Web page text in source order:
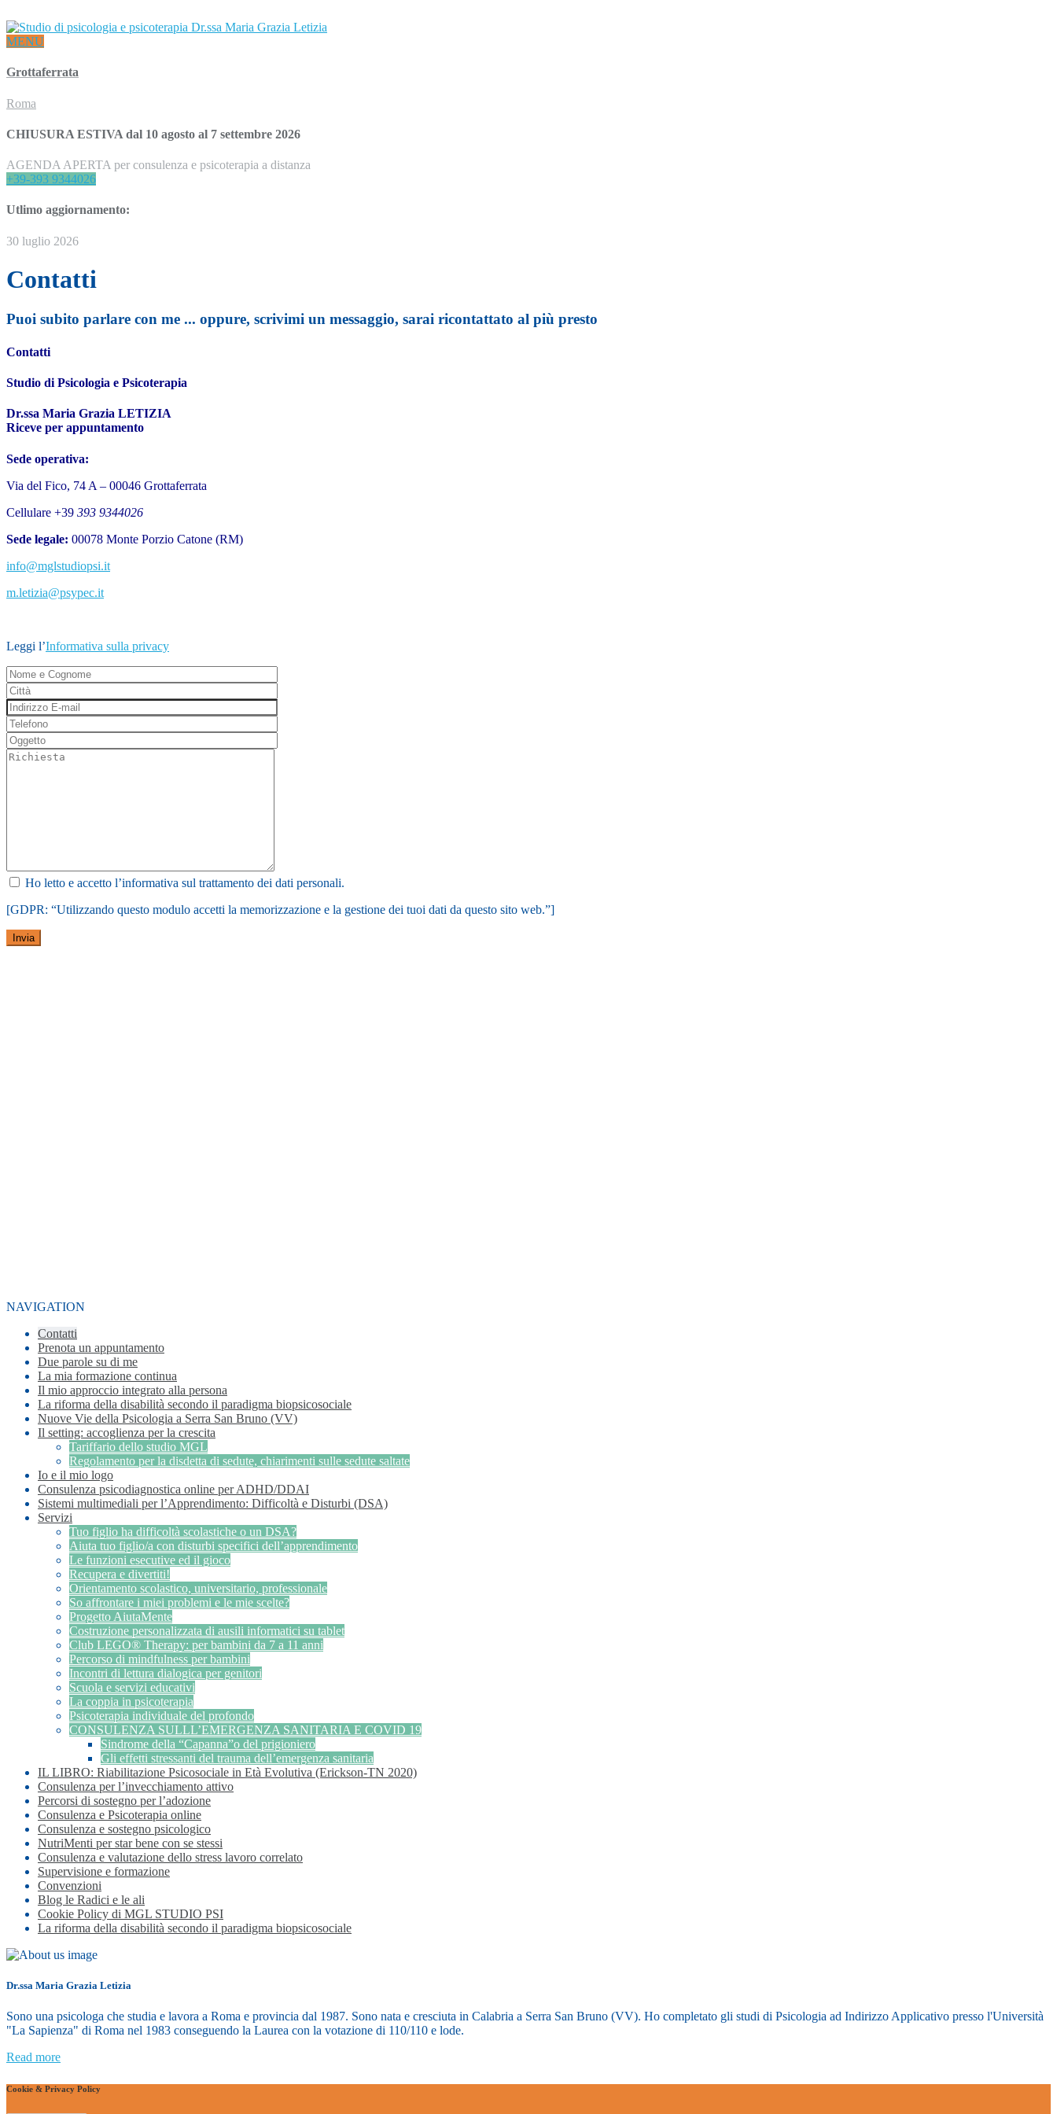
MENU
Grottaferrata
Roma
CHIUSURA ESTIVA dal 10 agosto al 7 settembre 2026
AGENDA APERTA per consulenza e psicoterapia a distanza
+39-393 9344026
Utlimo aggiornamento:
30 luglio 2026
Contatti
Puoi subito parlare con me ... oppure, scrivimi un messaggio, sarai ricontattato al più presto
Contatti
Studio di Psicologia e Psicoterapia
Dr.ssa Maria Grazia LETIZIA
Riceve per appuntamento
Sede operativa:
Via del Fico, 74 A – 00046 Grottaferrata
Cellulare +39 393 9344026
Sede legale: 00078 Monte Porzio Catone (RM)
info@mglstudiopsi.it
m.letizia@psypec.it
Leggi l’Informativa sulla privacy
Ho letto e accetto l’informativa sul trattamento dei dati personali.
[GDPR: “Utilizzando questo modulo accetti la memorizzazione e la gestione dei tuoi dati da questo sito web.”]
NAVIGATION
Contatti
Prenota un appuntamento
Due parole su di me
La mia formazione continua
Il mio approccio integrato alla persona
La riforma della disabilità secondo il paradigma biopsicosociale
Nuove Vie della Psicologia a Serra San Bruno (VV)
Il setting: accoglienza per la crescita
Tariffario dello studio MGL
Regolamento per la disdetta di sedute, chiarimenti sulle sedute saltate
Io e il mio logo
Consulenza psicodiagnostica online per ADHD/DDAI
Sistemi multimediali per l’Apprendimento: Difficoltà e Disturbi (DSA)
Servizi
Tuo figlio ha difficoltà scolastiche o un DSA?
Aiuta tuo figlio/a con disturbi specifici dell’apprendimento
Le funzioni esecutive ed il gioco
Recupera e divertiti!
Orientamento scolastico, universitario, professionale
So affrontare i miei problemi e le mie scelte?
Progetto AiutaMente
Costruzione personalizzata di ausili informatici su tablet
Club LEGO® Therapy: per bambini da 7 a 11 anni
Percorso di mindfulness per bambini
Incontri di lettura dialogica per genitori
Scuola e servizi educativi
La coppia in psicoterapia
Psicoterapia individuale del profondo
CONSULENZA SULLL’EMERGENZA SANITARIA E COVID 19
Sindrome della “Capanna”o del prigioniero
Gli effetti stressanti del trauma dell’emergenza sanitaria
IL LIBRO: Riabilitazione Psicosociale in Età Evolutiva (Erickson-TN 2020)
Consulenza per l’invecchiamento attivo
Percorsi di sostegno per l’adozione
Consulenza e Psicoterapia online
Consulenza e sostegno psicologico
NutriMenti per star bene con se stessi
Consulenza e valutazione dello stress lavoro correlato
Supervisione e formazione
Convenzioni
Blog le Radici e le ali
Cookie Policy di MGL STUDIO PSI
La riforma della disabilità secondo il paradigma biopsicosociale
Dr.ssa Maria Grazia Letizia
Sono una psicologa che studia e lavora a Roma e provincia dal 1987. Sono nata e cresciuta in Calabria a Serra San Bruno (VV). Ho completato gli studi di Psicologia ad Indirizzo Applicativo presso l'Università
"La Sapienza" di Roma nel 1983 conseguendo la Laurea con la votazione di 110/110 e lode.
Read more
Cookie & Privacy Policy